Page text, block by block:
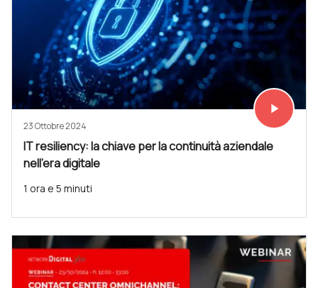
Vedi subito
play_arrow
23 Ottobre 2024
IT resiliency: la chiave per la continuità aziendale
nell'era digitale
1 ora e 5 minuti